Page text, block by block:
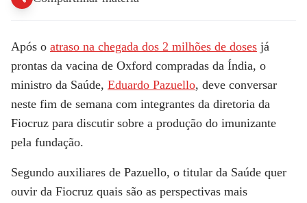
Após o atraso na chegada dos 2 milhões de doses já
prontas da vacina de Oxford compradas da Índia, o
ministro da Saúde, Eduardo Pazuello, deve conversar
neste fim de semana com integrantes da diretoria da
Fiocruz para discutir sobre a produção do imunizante
pela fundação.
Segundo auxiliares de Pazuello, o titular da Saúde quer
ouvir da Fiocruz quais são as perspectivas mais